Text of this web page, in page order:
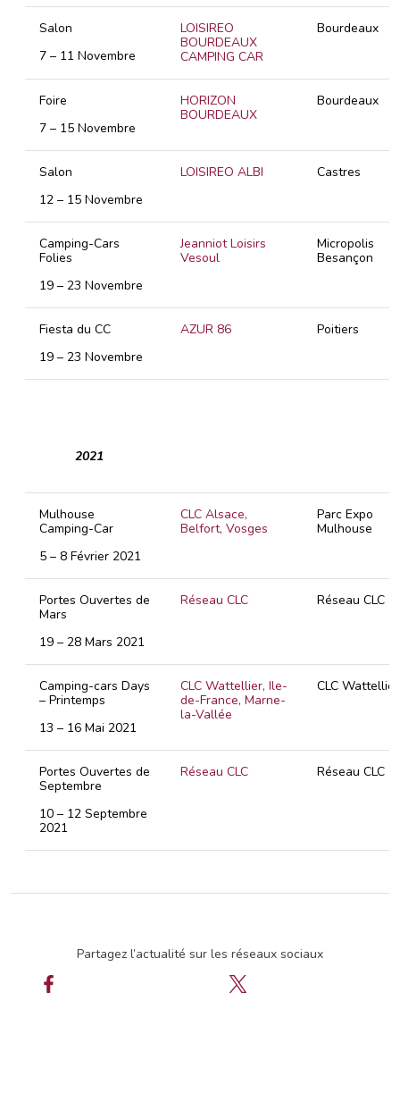
Salon
7 – 11 Novembre
LOISIREO
BOURDEAUX
CAMPING CAR
Bourdeaux
Foire
7 – 15 Novembre
HORIZON
BOURDEAUX
Bourdeaux
Salon
12 – 15 Novembre
LOISIREO ALBI Castres
Camping-Cars
Folies
19 – 23 Novembre
Jeanniot Loisirs
Vesoul
Micropolis
Besançon
Fiesta du CC
19 – 23 Novembre
AZUR 86 Poitiers
2021
Mulhouse
Camping-Car
5 – 8 Février 2021
CLC Alsace,
Belfort, Vosges
Parc Expo
Mulhouse
Portes Ouvertes de
Mars
19 – 28 Mars 2021
Réseau CLC Réseau CLC
Camping-cars Days
– Printemps
13 – 16 Mai 2021
CLC Wattellier, Ile-
de-France, Marne-
la-Vallée
CLC Wattellier
Portes Ouvertes de
Septembre
10 – 12 Septembre
2021
Réseau CLC Réseau CLC
Partagez l’actualité sur les réseaux sociaux